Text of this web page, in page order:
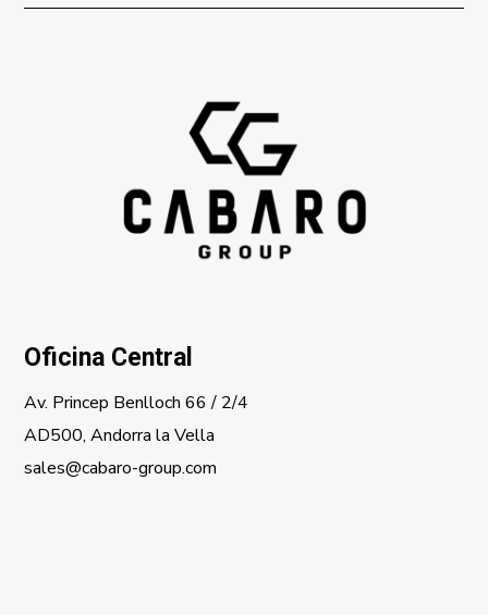
Oficina Central
Av. Princep Benlloch 66 / 2/4
AD500, Andorra la Vella
sales@cabaro-group.com